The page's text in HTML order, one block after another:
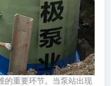
重要环节。当泵站出现